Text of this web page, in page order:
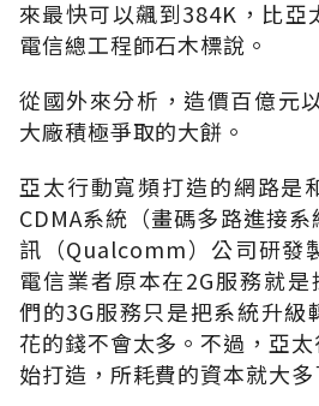
來最快可以飆到384K，比亞
電信總工程師石木標說。
從國外來分析，造價百億元
大廠積極爭取的大餅。
亞太行動寬頻打造的網路是
CDMA系統（畫碼多路進接
訊（Qualcomm）公司研發
電信業者原本在2G服務就是
們的3G服務只是把系統升級
花的錢不會太多。不過，亞
始打造，所耗費的資本就大多